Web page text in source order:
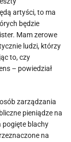
artyści, to ma
będzie
Mam zerowe
ludzi, którzy
to, czy
– powiedział
zarządzania
pieniądze na
pogięte blachy
na